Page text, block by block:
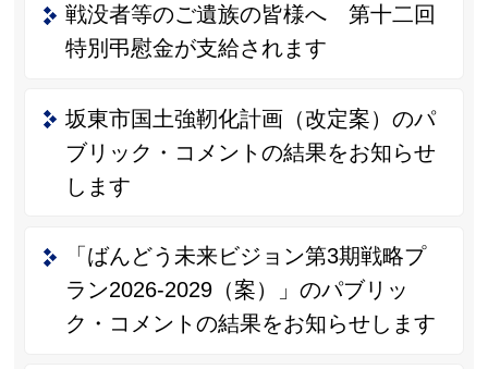
戦没者等のご遺族の皆様へ 第十二回
特別弔慰金が支給されます
坂東市国土強靭化計画（改定案）のパ
ブリック・コメントの結果をお知らせ
します
「ばんどう未来ビジョン第3期戦略プ
ラン2026-2029（案）」のパブリッ
ク・コメントの結果をお知らせします